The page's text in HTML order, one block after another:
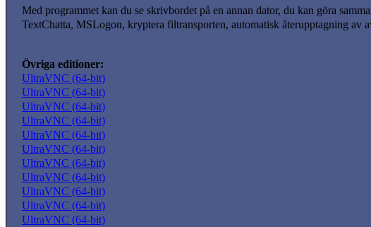
Med programmet kan du se skrivbordet på en annan dator, du kan göra
TextChatta, MSLogon, kryptera filtransporten, automatisk återupptagning av
Övriga editioner:
UltraVNC (64-bit)
UltraVNC (64-bit)
UltraVNC (64-bit)
UltraVNC (64-bit)
UltraVNC (64-bit)
UltraVNC (64-bit)
UltraVNC (64-bit)
UltraVNC (64-bit)
UltraVNC (64-bit)
UltraVNC (64-bit)
UltraVNC (64-bit)